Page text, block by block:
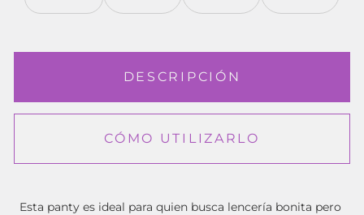
DESCRIPCIÓN
CÓMO UTILIZARLO
Esta panty es ideal para quien busca lencería bonita pero